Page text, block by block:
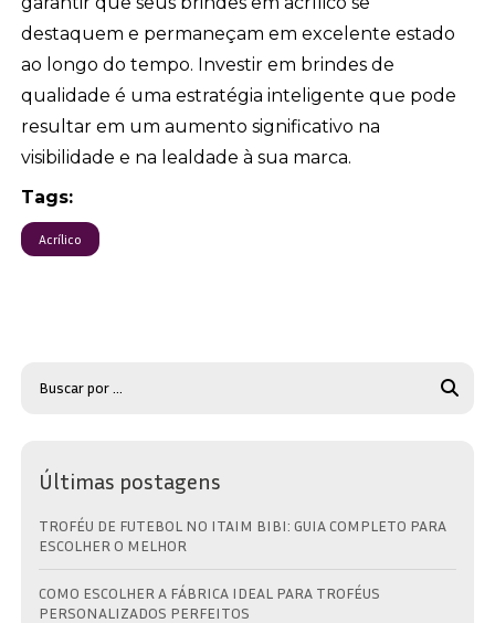
destaquem e permaneçam em excelente estado
ao longo do tempo. Investir em brindes de
qualidade é uma estratégia inteligente que pode
resultar em um aumento significativo na
visibilidade e na lealdade à sua marca.
Tags:
Acrílico
Últimas postagens
TROFÉU DE FUTEBOL NO ITAIM BIBI: GUIA COMPLETO PARA
ESCOLHER O MELHOR
COMO ESCOLHER A FÁBRICA IDEAL PARA TROFÉUS
PERSONALIZADOS PERFEITOS